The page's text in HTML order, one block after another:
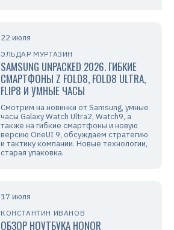
22 июля
ЭЛЬДАР МУРТАЗИН
SAMSUNG UNPACKED 2026. ГИБКИЕ
СМАРТФОНЫ Z FOLD8, FOLD8 ULTRA,
FLIP8 И УМНЫЕ ЧАСЫ
Смотрим на новинки от Samsung, умные
часы Galaxy Watch Ultra2, Watch9, а
также на гибкие смартфоны и новую
версию OneUI 9, обсуждаем стратегию
и тактику компании. Новые технологии,
старая упаковка.
17 июля
КОНСТАНТИН ИВАНОВ
ОБЗОР НОУТБУКА HONOR